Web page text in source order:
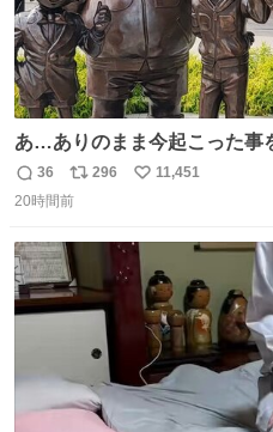
あ…ありのまま今起こった事
に 「千速さんですか！？」
装飾かなと思ったら 「背も高
人＿ ＞今日は私服＜ ￣Y^Y^Y^Y^Y^￣ #
ナン旅行2026
返
信
36
リ
ポ
ト
数
296
い
数
11,451
20時間前